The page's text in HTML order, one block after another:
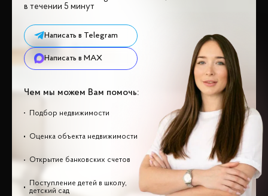
в течении 5 минут
Написать в Telegram
Написать в MAX
Чем мы можем Вам помочь:
Подбор недвижимости
Оценка объекта недвижимости
Открытие банковских счетов
Поступление детей в школу,
детский сад